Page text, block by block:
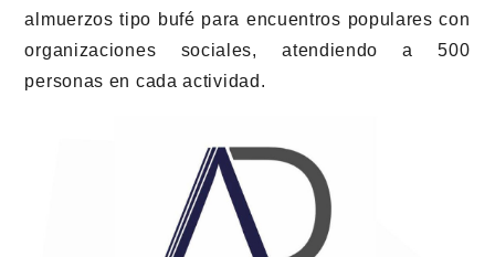
almuerzos tipo bufé para encuentros populares con
organizaciones sociales, atendiendo a 500
personas en cada actividad.